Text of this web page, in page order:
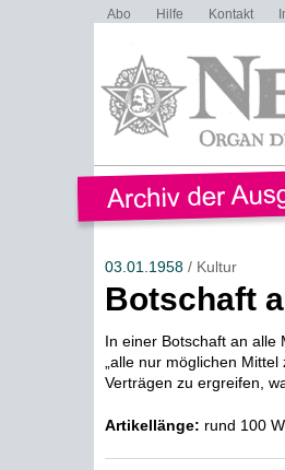
Abo Hilfe Kontakt
03.01.1958/ Kultur
Botschaft
In einer Botschaft an alle
„alle nur möglichen
Verträgen zu ergreifen,
Artikellänge: rund 100